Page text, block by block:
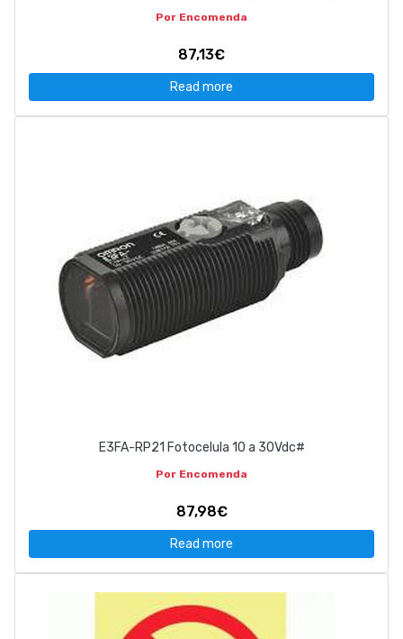
Por Encomenda
87,13€
Read more
E3FA-RP21 Fotocelula 10 a 30Vdc#
Por Encomenda
87,98€
Read more